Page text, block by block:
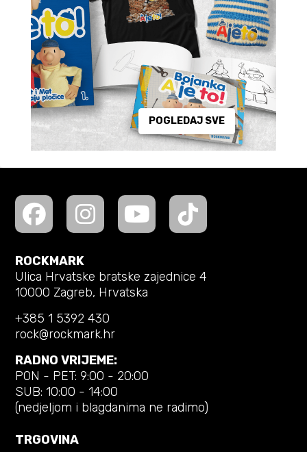
POGLEDAJ SVE
ROCKMARK
Ulica Hrvatske bratske zajednice 4
10000 Zagreb, Hrvatska
+385 1 5392 430
rock@rockmark.hr
RADNO VRIJEME:
PON - PET: 9:00 - 20:00
SUB: 10:00 - 14:00
(nedjeljom i blagdanima ne radimo)
TRGOVINA